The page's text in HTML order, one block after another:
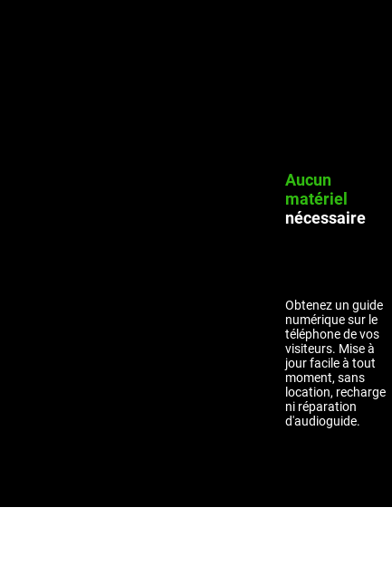
Aucun
matériel
nécessaire
Obtenez un guide
numérique sur le
téléphone de vos
visiteurs. Mise à
jour facile à tout
moment, sans
location, recharge
ni réparation
d'audioguide.